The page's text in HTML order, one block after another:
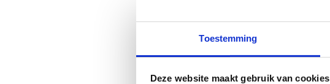
Toestemming
Deze website maakt gebruik van cookies
Ook op zoek naar dit model? Stel jouw deuren